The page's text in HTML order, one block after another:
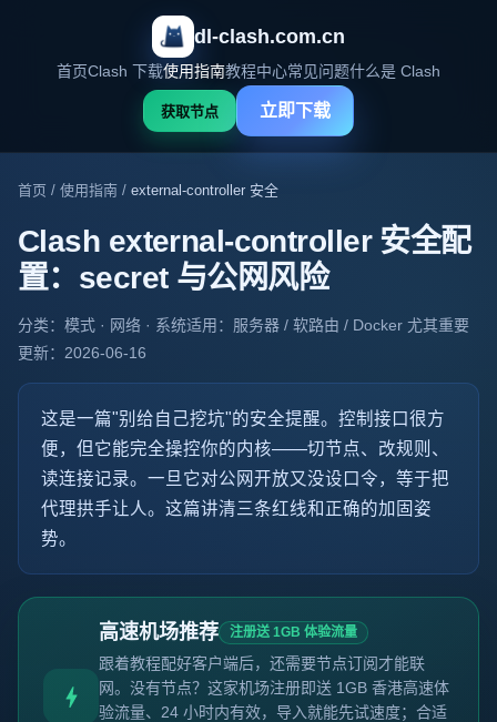
dl-clash.com.cn
首页Clash 下载使用指南教程中心常见问题什么是 Clash
获取节点 立即下载
首页 / 使用指南 / external-controller 安全
Clash external-controller 安全配
置：secret 与公网风险
分类：模式 · 网络 · 系统适用：服务器 / 软路由 / Docker 尤其重要
更新：2026-06-16
这是一篇"别给自己挖坑"的安全提醒。 控制接口很方
便，但它能完全操控你的内核——切节点、改规则、
读连接记录。一旦它对公网开放又没设口令，等于把
代理拱手让人。这篇讲清三条红线和正确的加固姿
势。
高速机场推荐 注册送 1GB 体验流量
跟着教程配好客户端后，还需要节点订阅才能联
网。没有节点？这家机场注册即送 1GB 香港高速体
验流量、24 小时内有效，导入就能先试速度；合适